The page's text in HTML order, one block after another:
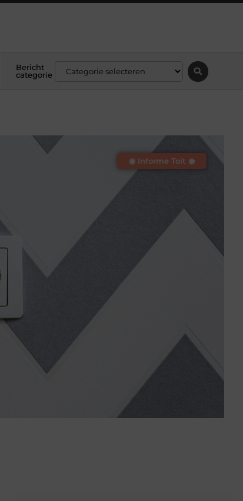
Bericht
categorie
◉ Informe Toit ◉